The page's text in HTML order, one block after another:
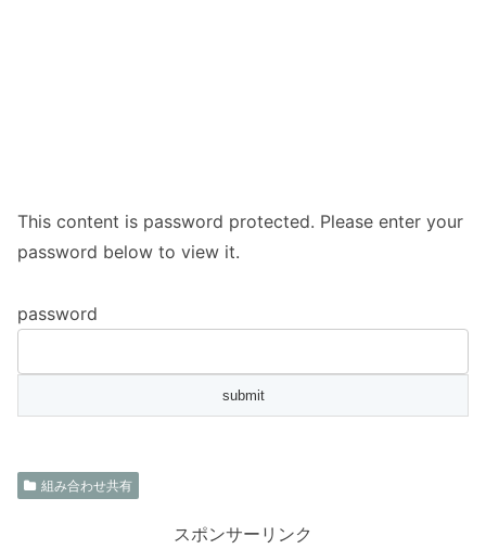
This content is password protected. Please enter your
password below to view it.
password
組み合わせ共有
スポンサーリンク